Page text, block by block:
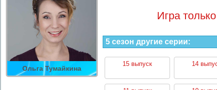
Ольга Тумайкина
Игра
5 сезон другие серии:
15 выпуск 14